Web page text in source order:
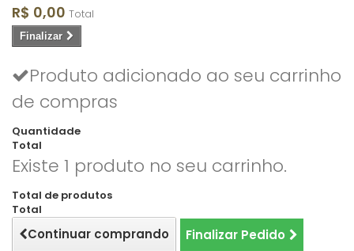
R$ 0,00 Total
Finalizar
Produto adicionado ao seu carrinho
de compras
Quantidade
Total
Existe 1 produto no seu carrinho.
Total de produtos
Total
Continuar comprando Finalizar Pedido